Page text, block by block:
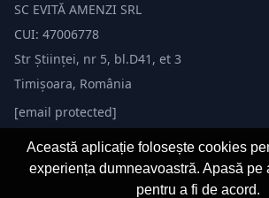
SC EVITĂ AMENZI SRL
CUI: 47006778
Str Științei, nr 5, bl.D41, et 3
Timișoara, România
[email protected]
Această aplicație folosește cookies
experiența dumneavoastră. Apasă pe
pentru a fi de acord.